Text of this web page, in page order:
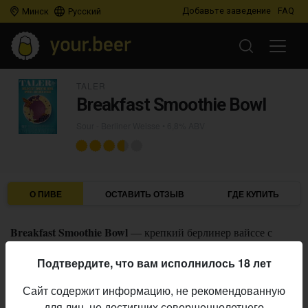
Минск Русский Добавьте заведение FAQ
Breakfast Smoothie Bowl
О ПИВЕ ОСТАВИТЬ ОТЗЫВ ГДЕ КУПИТЬ
Breakfast Smoothie Bowl— крепкий берлинер вайссе с
Стиль:
Sour - Berliner Weisse
Подтвердите, что вам исполнилось 18 лет
Сайт содержит информацию, не рекомендованную